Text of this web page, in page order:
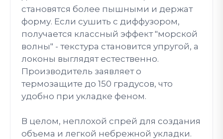
становятся более пышными и держат
форму. Если сушить с диффузором,
получается классный эффект "морской
волны" - текстура становится упругой, а
локоны выглядят естественно.
Производитель заявляет о
термозащите до 150 градусов, что
удобно при укладке феном.
В целом, неплохой спрей для создания
объема и легкой небрежной укладки.